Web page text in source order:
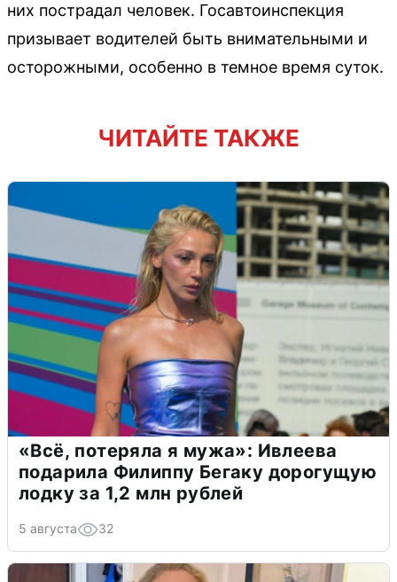
них пострадал человек. Госавтоинспекция
призывает водителей быть внимательными и
осторожными, особенно в темное время суток.
ЧИТАЙТЕ ТАКЖЕ
«Всё, потеряла я мужа»: Ивлеева
подарила Филиппу Бегаку дорогущую
лодку за 1,2 млн рублей
5 августа 32